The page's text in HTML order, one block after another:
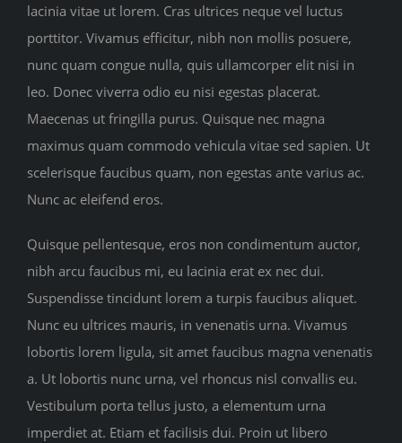
lacinia vitae ut lorem. Cras ultrices neque vel luctus
porttitor. Vivamus efficitur, nibh non mollis posuere,
nunc quam congue nulla, quis ullamcorper elit nisi in
leo. Donec viverra odio eu nisi egestas placerat.
Maecenas ut fringilla purus. Quisque nec magna
maximus quam commodo vehicula vitae sed sapien. Ut
scelerisque faucibus quam, non egestas ante varius ac.
Nunc ac eleifend eros.
Quisque pellentesque, eros non condimentum auctor,
nibh arcu faucibus mi, eu lacinia erat ex nec dui.
Suspendisse tincidunt lorem a turpis faucibus aliquet.
Nunc eu ultrices mauris, in venenatis urna. Vivamus
lobortis lorem ligula, sit amet faucibus magna venenatis
a. Ut lobortis nunc urna, vel rhoncus nisl convallis eu.
Vestibulum porta tellus justo, a elementum urna
imperdiet at. Etiam et facilisis dui. Proin ut libero